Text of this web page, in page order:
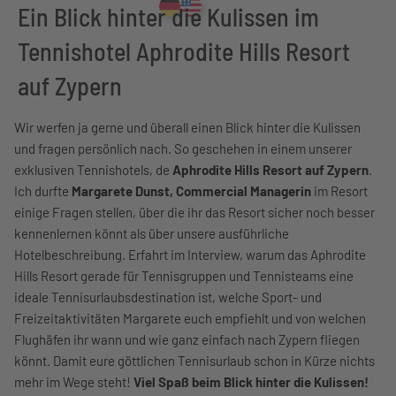
Ein Blick hinter die Kulissen im
Tennishotel Aphrodite Hills Resort
auf Zypern
Wir werfen ja gerne und überall einen Blick hinter die Kulissen
und fragen persönlich nach. So geschehen in einem unserer
exklusiven Tennishotels, de Aphrodite Hills Resort auf Zypern.
Ich durfte Margarete Dunst, Commercial Managerin im Resort
einige Fragen stellen, über die ihr das Resort sicher noch besser
kennenlernen könnt als über unsere ausführliche
Hotelbeschreibung. Erfahrt im Interview, warum das Aphrodite
Hills Resort gerade für Tennisgruppen und Tennisteams eine
ideale Tennisurlaubsdestination ist, welche Sport- und
Freizeitaktivitäten Margarete euch empfiehlt und von welchen
Flughäfen ihr wann und wie ganz einfach nach Zypern fliegen
könnt. Damit eure göttlichen Tennisurlaub schon in Kürze nichts
mehr im Wege steht! Viel Spaß beim Blick hinter die Kulissen!